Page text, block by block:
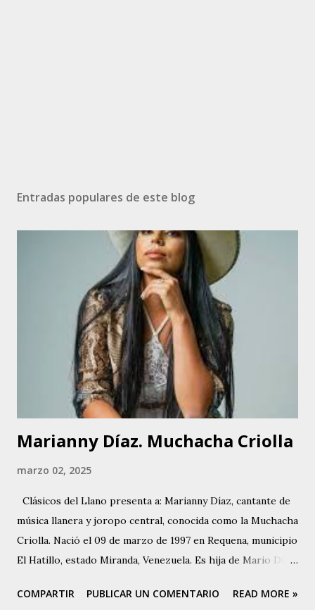
Entradas populares de este blog
Marianny Díaz. Muchacha Criolla
marzo 02, 2025
Clásicos del Llano presenta a: Marianny Díaz, cantante de
música llanera y joropo central, conocida como la Muchacha
Criolla. Nació el 09 de marzo de 1997 en Requena, municipio
El Hatillo, estado Miranda, Venezuela. Es hija de Mario Díaz
central, conocido como El Poeta de Requena. Marianny
COMPARTIR PUBLICAR UN COMENTARIO READ MORE »